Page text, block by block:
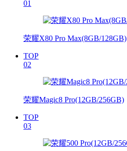
01
荣耀X80 Pro Max(8GB/128GB)
TOP
02
荣耀Magic8 Pro(12GB/256GB)
TOP
03